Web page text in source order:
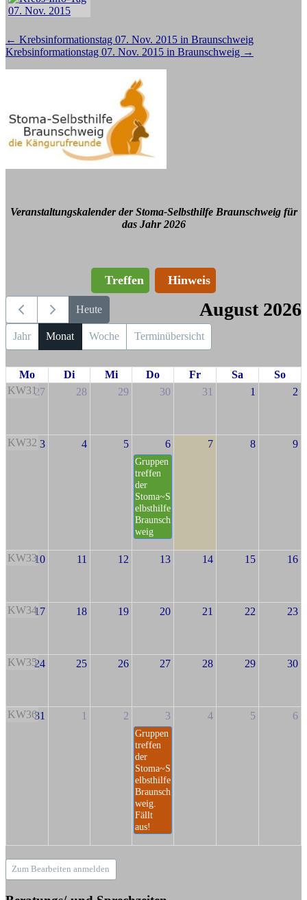
Beitragsnavigation
← Krebsinformationstag 07. Nov. 2015 in Braunschweig
Krebsinformationstag 07. Nov. 2015 in Braunschweig →
Veranstaltungskalender der Stoma-Selbsthilfe Braunschweig für
das Jahr 2026
Treffen Hinweis
Heute August 2026
Jahr Monat Woche Terminübersicht
Mo Di Mi Do Fr Sa
So
KW3127 28 29 30 31 1 2
KW32 3 4 5 6
Gruppen
treffen
der
Stoma~S
elbsthilfe
Braunsch
weig
7 8 9
KW3310 11 12 13 14 15 16
KW3417 18 19 20 21 22 23
KW3524 25 26 27 28 29 30
KW3631 1 2 3
Gruppen
treffen
der
Stoma~S
elbsthilfe
Braunsch
weig.
Fällt
aus!
4 5 6
Zum Bearbeiten anmelden